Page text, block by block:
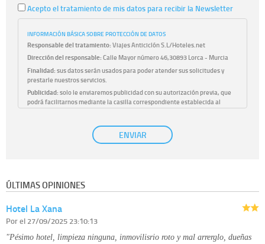
Acepto el tratamiento de mis datos para recibir la Newsletter
INFORMACIÓN BÁSICA SOBRE PROTECCIÓN DE DATOS
Responsable del tratamiento:Viajes Anticiclón S.L/Hoteles.net
Dirección del responsable:Calle Mayor número 46,30893 Lorca - Murcia
Finalidad:sus datos serán usados para poder atender sus solicitudes y
prestarle nuestros servicios.
Publicidad:solo le enviaremos publicidad con su autorización previa, que
podrá facilitarnos mediante la casilla correspondiente establecida al
efecto.
únicamente trataremos sus datos con su consentimiento
previo, que podrá facilitarnos mediante la casilla correspondiente
Derechos:tiene derecho a saber qué información tenemos sobre usted,
disponible en nuestra página web.
Información complementaria:
ENVIAR
ÚLTIMAS OPINIONES
Hotel La Xana
Porel 27/09/2025 23:10:13
"Pésimo hotel, limpieza ninguna, inmovilisrio roto y mal arrerglo, dueñas